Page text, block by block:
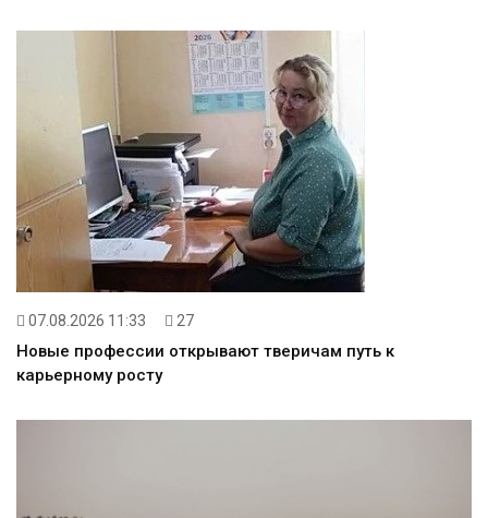
07.08.2026 11:33 27
Новые профессии открывают тверичам путь к
карьерному росту